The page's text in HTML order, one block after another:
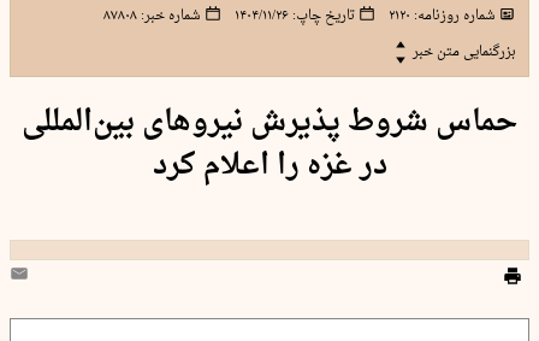
شماره روزنامه: ۲۱۲۰ تاریخ چاپ:۱۴۰۴/۱۱/۲۶ شماره خبر:۸۷۸۰۸
بزرگنمایی متن خبر
حماس شروط پذیرش نیروهای بین‌المللی
در غزه را اعلام کرد